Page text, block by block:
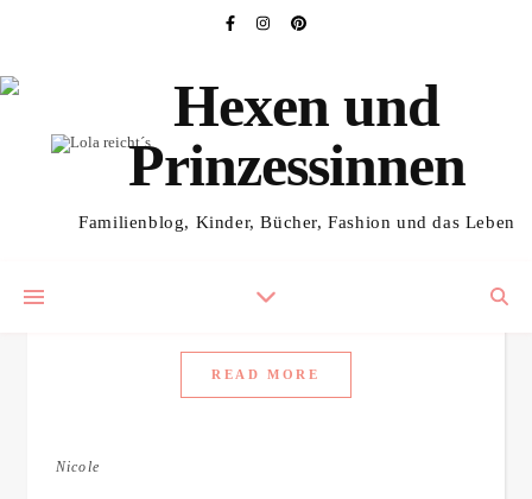
Familienblog, Kinder, Bücher, Fashion und das Leben
KINDERBÜCHER,KOSTENLOSES REZI-EXEMPLAR
Lola reicht´s von Heidi
READ MORE
Nicole